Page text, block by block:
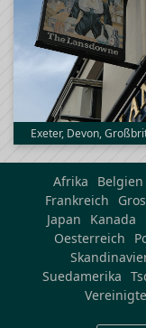
Exeter, Devon,
Afrika Belgien
Frankreich
Japan
Kanada
Oesterreich
Suedamerika